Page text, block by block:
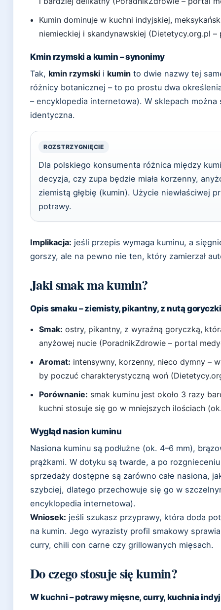
Kumin dominuje w kuchni indyjskiej,
niemieckiej i skandynawskiej (Dietetycy.org.pl
Kmin rzymski a kumin – synonimy
Tak, kmin rzymski i kumin to dwie nazwy tej
różnicy botanicznej – to po prostu dwa
– encyklopedia internetowa). W sklepach
identyczna.
ROZSTRZYGNIĘCIE
Dla polskiego konsumenta różnica między
decyzja, czy zupa będzie miała korzenny,
ziemistą głębię (kumin). Użycie niewłaściwej
potrawy.
Implikacja: jeśli przepis wymaga kuminu, a
gorszy, ale na pewno nie ten, który zamierzał
Jaki smak ma kumin?
Opis smaku – ziemisty, pikantny, z nutą goryczki
Smak: ostry, pikantny, z wyraźną goryczką,
anyżowej nucie (PoradnikZdrowie – portal
Aromat: intensywny, korzenny, nieco dymny –
by poczuć charakterystyczną woń
Porównanie: smak kuminu jest około 3 razy
kuchni stosuje się go w mniejszych ilościach
Wygląd nasion kuminu
Nasiona kuminu są podłużne (ok. 4–6 mm),
prążkami. W dotyku są twarde, a po
sprzedaży dostępne są zarówno całe nasiona,
szybciej, dlatego przechowuje się go w
encyklopedia internetowa).
Wniosek: jeśli szukasz przyprawy, która doda
na kumin. Jego wyrazisty profil smakowy
curry, chili con carne czy grillowanych mięsach.
Do czego stosuje się kumin?
W kuchni – potrawy mięsne, curry, kuchnia